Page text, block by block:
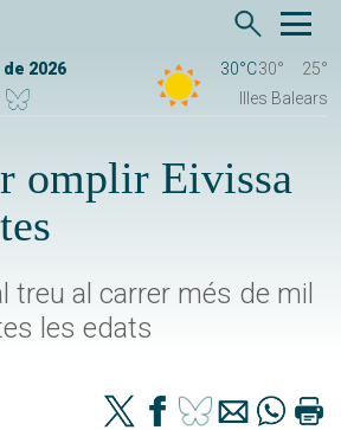
2026 30°C30°
25°
Illes Balears
omplir Eivissa
treu al carrer més de mil
les edats